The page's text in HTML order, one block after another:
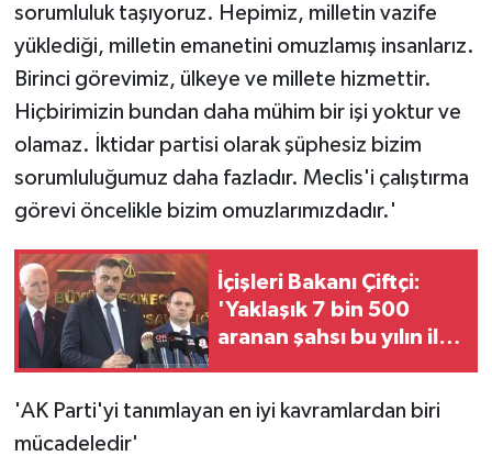
sorumluluk taşıyoruz. Hepimiz, milletin vazife
yüklediği, milletin emanetini omuzlamış insanlarız.
Birinci görevimiz, ülkeye ve millete hizmettir.
Hiçbirimizin bundan daha mühim bir işi yoktur ve
olamaz. İktidar partisi olarak şüphesiz bizim
sorumluluğumuz daha fazladır. Meclis'i çalıştırma
görevi öncelikle bizim omuzlarımızdadır.'
İçişleri Bakanı Çiftçi:
'Yaklaşık 7 bin 500
aranan şahsı bu yılın ilk
'AK Parti'yi tanımlayan en iyi kavramlardan biri
mücadeledir'